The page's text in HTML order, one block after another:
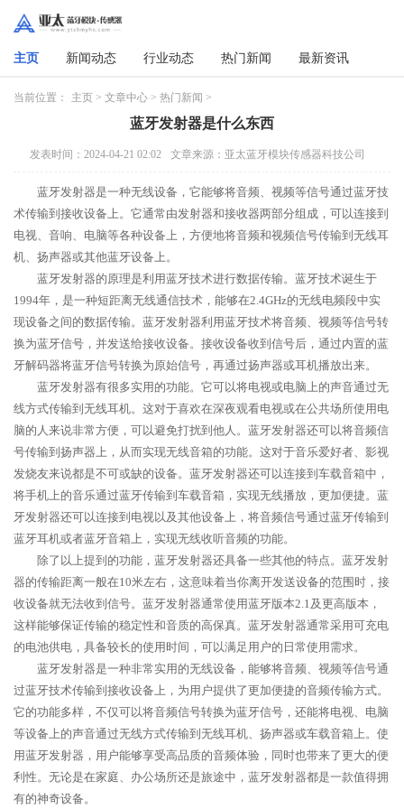
主页 新闻动态 行业动态 热门新闻 最新资讯
当前位置： 主页 > 文章中心 > 热门新闻 >
蓝牙发射器是什么东西
发表时间：2024-04-21 02:02 文章来源：亚太蓝牙模块传感器科技公司
蓝牙发射器是一种无线设备，它能够将音频、视频等信号通过蓝牙技
术传输到接收设备上。它通常由发射器和接收器两部分组成，可以连接到
电视、音响、电脑等各种设备上，方便地将音频和视频信号传输到无线耳
机、扬声器或其他蓝牙设备上。
蓝牙发射器的原理是利用蓝牙技术进行数据传输。蓝牙技术诞生于
1994年，是一种短距离无线通信技术，能够在2.4GHz的无线电频段中实
现设备之间的数据传输。蓝牙发射器利用蓝牙技术将音频、视频等信号转
换为蓝牙信号，并发送给接收设备。接收设备收到信号后，通过内置的蓝
牙解码器将蓝牙信号转换为原始信号，再通过扬声器或耳机播放出来。
蓝牙发射器有很多实用的功能。它可以将电视或电脑上的声音通过无
线方式传输到无线耳机。这对于喜欢在深夜观看电视或在公共场所使用电
脑的人来说非常方便，可以避免打扰到他人。蓝牙发射器还可以将音频信
号传输到扬声器上，从而实现无线音箱的功能。这对于音乐爱好者、影视
发烧友来说都是不可或缺的设备。蓝牙发射器还可以连接到车载音箱中，
将手机上的音乐通过蓝牙传输到车载音箱，实现无线播放，更加便捷。蓝
牙发射器还可以连接到电视以及其他设备上，将音频信号通过蓝牙传输到
蓝牙耳机或者蓝牙音箱上，实现无线收听音频的功能。
除了以上提到的功能，蓝牙发射器还具备一些其他的特点。蓝牙发射
器的传输距离一般在10米左右，这意味着当你离开发送设备的范围时，接
收设备就无法收到信号。蓝牙发射器通常使用蓝牙版本2.1及更高版本，
这样能够保证传输的稳定性和音质的高保真。蓝牙发射器通常采用可充电
的电池供电，具备较长的使用时间，可以满足用户的日常使用需求。
蓝牙发射器是一种非常实用的无线设备，能够将音频、视频等信号通
过蓝牙技术传输到接收设备上，为用户提供了更加便捷的音频传输方式。
它的功能多样，不仅可以将音频信号转换为蓝牙信号，还能将电视、电脑
等设备上的声音通过无线方式传输到无线耳机、扬声器或车载音箱上。使
用蓝牙发射器，用户能够享受高品质的音频体验，同时也带来了更大的便
利性。无论是在家庭、办公场所还是旅途中，蓝牙发射器都是一款值得拥
有的神奇设备。